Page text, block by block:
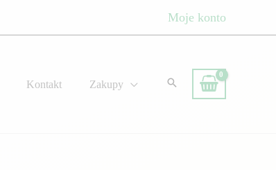
Moje konto
Kontakt Zakupy